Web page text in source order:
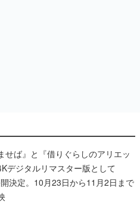
せば』と『借りぐらしのアリエッ
デジタルリマスター版として
決定。10月23日から11月2日まで